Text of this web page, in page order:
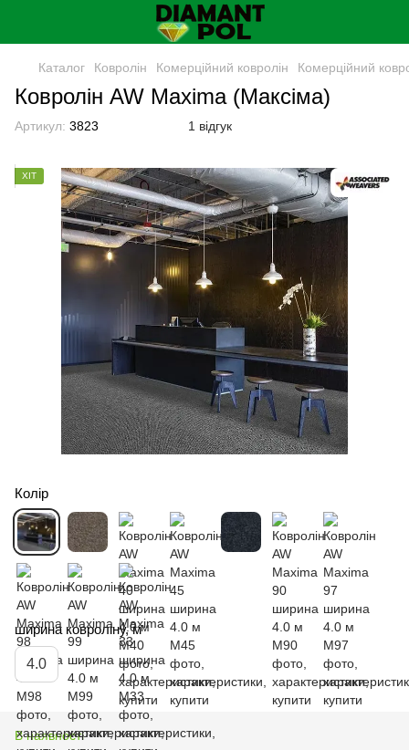
Каталог Ковролін Комерційний ковролін Комерційний
Ковролін AW Maxima (Максіма)
Артикул: 3823 1 відгук
ХІТ
Колір
ширина ковроліну, м
4.0
В наявності